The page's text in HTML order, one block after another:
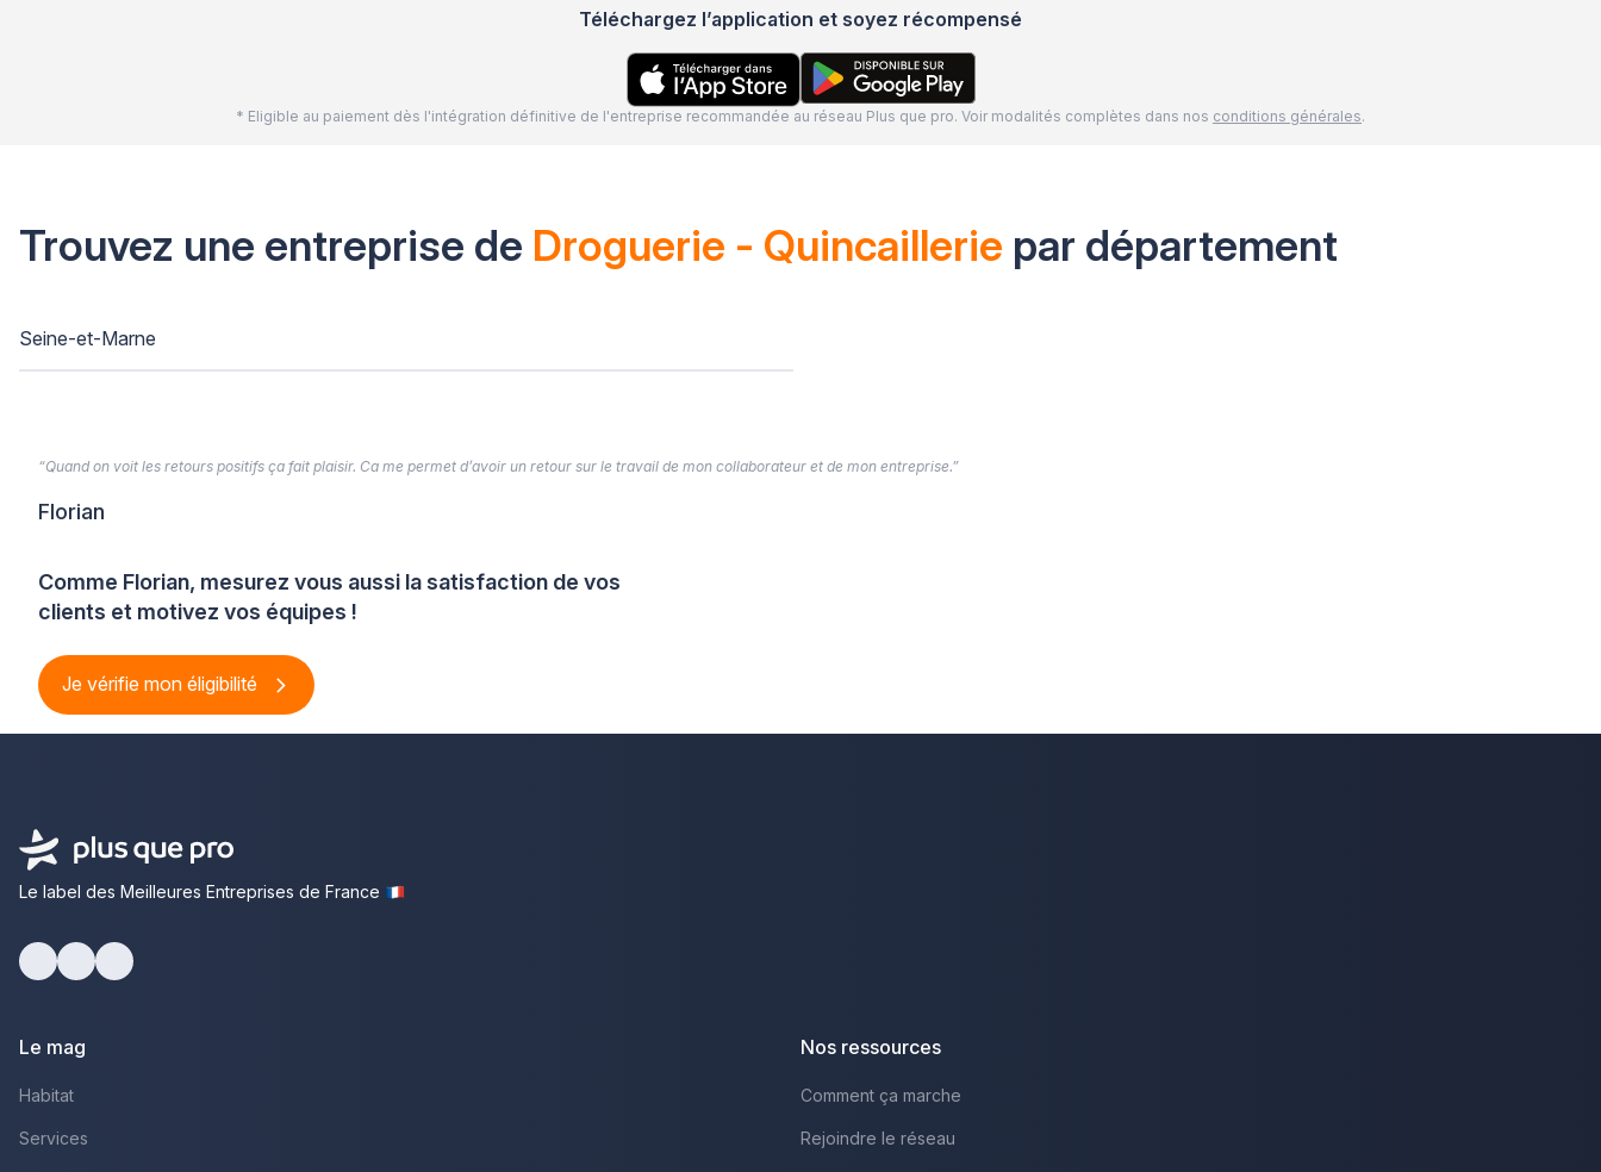
Téléchargez l’application et soyez récompensé
* Eligible au paiement dès l'intégration définitive de l'entreprise recommandée au réseau Plus que pro. Voir modalités complètes dans nos conditions générales.
Trouvez une entreprise de Droguerie - Quincaillerie par département
Seine-et-Marne
Comme Florian, mesurez vous aussi la satisfaction de vos
clients et motivez vos équipes !
Je vérifie mon éligibilité
“Quand on voit les retours positifs ça fait plaisir. Ca me permet d’avoir un retour sur le travail de mon collaborateur et de mon entreprise.”
Florian
Le label des Meilleures Entreprises de France
Le mag
Habitat
Services
Nos ressources
Comment ça marche
Rejoindre le réseau